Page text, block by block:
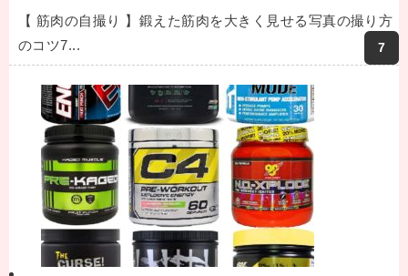
【 筋肉の自撮り 】鍛えた筋肉を大きく見せる写真の撮り方
のコツ7...